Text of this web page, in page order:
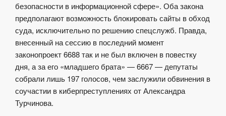
безопасности в информационной сфере». Оба закона
предполагают возможность блокировать сайты в обход
суда, исключительно по решению спецслужб. Правда,
внесенный на сессию в последний момент
законопроект 6688 так и не был включен в повестку
дня, а за его «младшего брата» — 6667 — депутаты
собрали лишь 197 голосов, чем заслужили обвинения в
соучастии в киберпреступлениях от Александра
Турчинова.